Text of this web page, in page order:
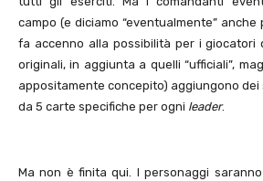
campo (e diciamo “eventualmente” anche
fa accenno alla possibilità per i giocatori
originali, in aggiunta a quelli “ufficiali”,
appositamente concepito) aggiungono
da 5 carte specifiche per ogni leader.
Ma non è finita qui. I personaggi